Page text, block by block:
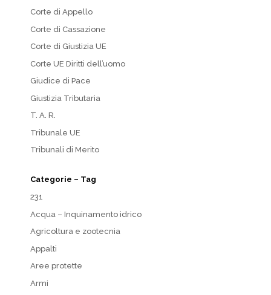
Corte di Appello
Corte di Cassazione
Corte di Giustizia UE
Corte UE Diritti dell’uomo
Giudice di Pace
Giustizia Tributaria
T. A. R.
Tribunale UE
Tribunali di Merito
Categorie – Tag
231
Acqua – Inquinamento idrico
Agricoltura e zootecnia
Appalti
Aree protette
Armi